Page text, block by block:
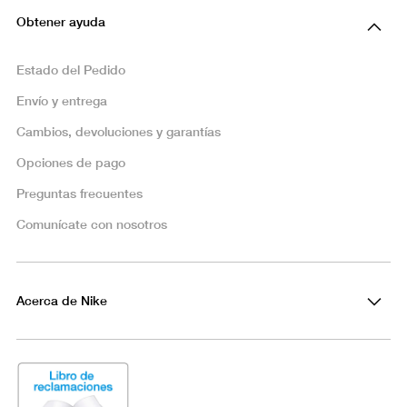
Obtener ayuda
Estado del Pedido
Envío y entrega
Cambios, devoluciones y garantías
Opciones de pago
Preguntas frecuentes
Comunícate con nosotros
Acerca de Nike